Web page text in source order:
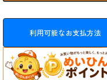
利用可能なお支払方法